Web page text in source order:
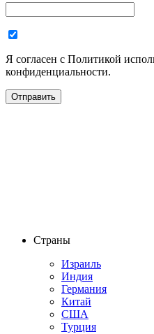
Я согласен с Политикой
конфиденциальности.
Страны
Израиль
Индия
Германия
Китай
США
Турция